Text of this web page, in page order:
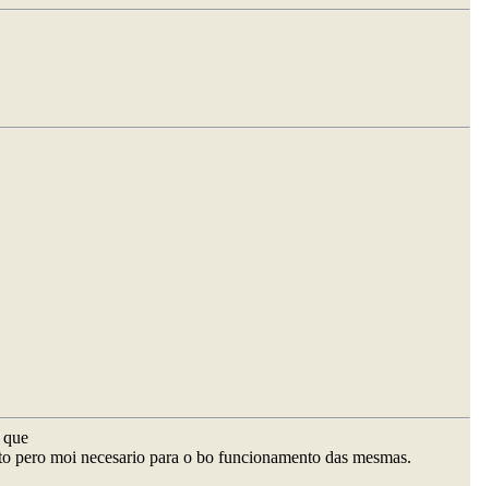
pero moi necesario para o bo funcionamento das mesmas.